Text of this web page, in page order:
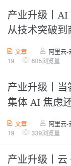
产业升级丨AI
从技术突破到
文章 阿里云-
19
605浏览量
产业升级丨当
集体 AI 焦虑
文章 阿里云-
19
339浏览量
产业升级丨云